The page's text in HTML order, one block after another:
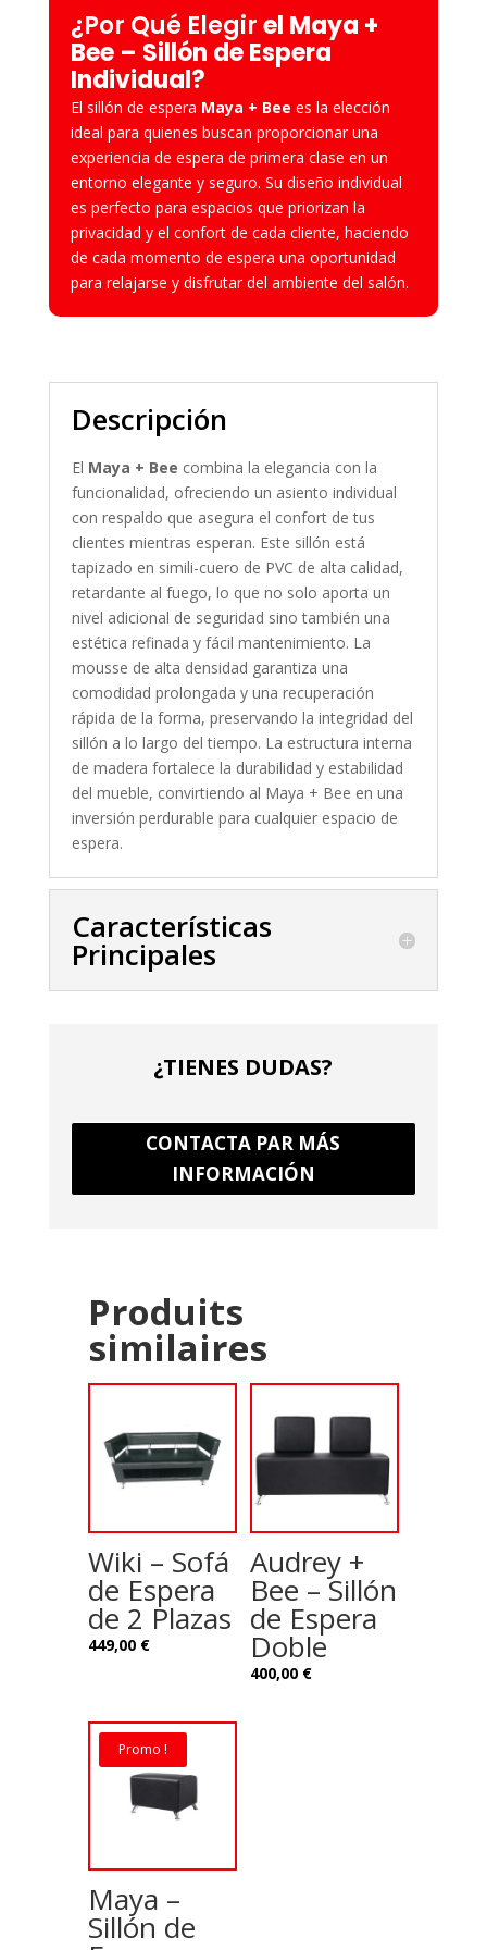
¿Por Qué Elegirel Maya +
Bee – Sillón de Espera
Individual?
El sillón de espera Maya + Bee es la elección
ideal para quienes buscan proporcionar una
experiencia de espera de primera clase en un
entorno elegante y seguro. Su diseño individual
es perfecto para espacios que priorizan la
privacidad y el confort de cada cliente, haciendo
de cada momento de espera una oportunidad
para relajarse y disfrutar del ambiente del salón.
Descripción
El Maya + Bee combina la elegancia con la
funcionalidad, ofreciendo un asiento individual
con respaldo que asegura el confort de tus
clientes mientras esperan. Este sillón está
tapizado en simili-cuero de PVC de alta calidad,
retardante al fuego, lo que no solo aporta un
nivel adicional de seguridad sino también una
estética refinada y fácil mantenimiento. La
mousse de alta densidad garantiza una
comodidad prolongada y una recuperación
rápida de la forma, preservando la integridad del
sillón a lo largo del tiempo. La estructura interna
de madera fortalece la durabilidad y estabilidad
del mueble, convirtiendo al Maya + Bee en una
inversión perdurable para cualquier espacio de
espera.
Características
Principales
¿TIENES DUDAS?
CONTACTA PAR MÁS
INFORMACIÓN
Produits
similaires
Wiki – Sofá
de Espera
de 2 Plazas
449,00 €
Audrey +
Bee – Sillón
de Espera
Doble
400,00 €
Promo !
Maya –
Sillón de